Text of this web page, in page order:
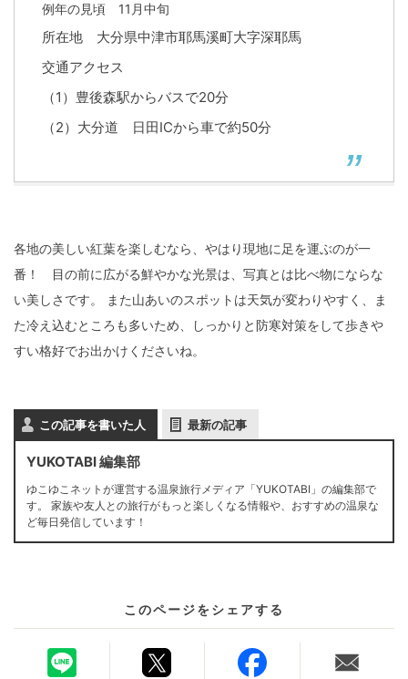
例年の見頃 11月中旬
所在地 大分県中津市耶馬溪町大字深耶馬
交通アクセス
（1）豊後森駅からバスで20分
（2）大分道 日田ICから車で約50分
各地の美しい紅葉を楽しむなら、やはり現地に足を運ぶのが一
番！ 目の前に広がる鮮やかな光景は、写真とは比べ物にならな
い美しさです。 また山あいのスポットは天気が変わりやすく、ま
た冷え込むところも多いため、しっかりと防寒対策をして歩きや
すい格好でお出かけくださいね。
この記事を書いた人 最新の記事
YUKOTABI 編集部
ゆこゆこネットが運営する温泉旅行メディア「YUKOTABI」の編集部で
す。 家族や友人との旅行がもっと楽しくなる情報や、おすすめの温泉な
ど毎日発信しています！
このページをシェアする